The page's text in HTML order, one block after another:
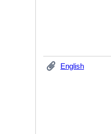
English